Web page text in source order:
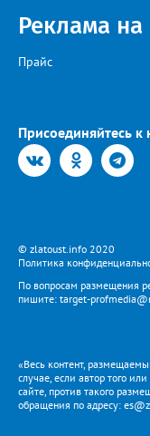
Реклама на
Прайс
Присоединяйтесь к
© zlatoust.info 2020
Политика
По вопросам размещения
пишите: target-
«Весь контент,
случае, если автор того
сайте, против такого
обращения по адресу: